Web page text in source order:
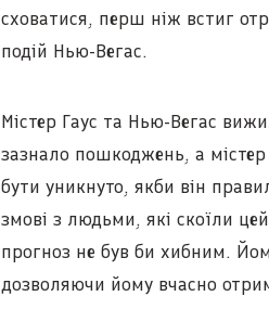
сховатися, перш ніж встиг
подій Нью-Вегас.
Містер Гаус та Нью-Вегас
зазнало пошкоджень, а
бути уникнуто, якби він
змові з людьми, які скоїли
прогноз не був би хибним.
дозволяючи йому вчасно